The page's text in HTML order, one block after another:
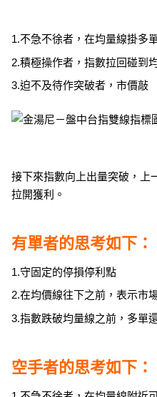
1.不急不徐者，在均量線掛多
2.積極操作者，指數拉回碰到
3.迫不及待作突破者，市價敲
接下來指數向上出量突破，上
拉開獲利。
有單者的思考如下：
1.守固定的停損停利點
2.在均價線往下之前，表示市
3.指數跌破均量線之前，多單
空手者的思考如下：